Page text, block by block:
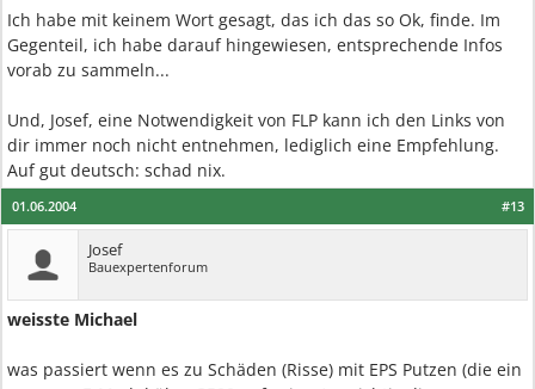
Ich habe mit keinem Wort gesagt, das ich das so Ok, finde. Im
Gegenteil, ich habe darauf hingewiesen, entsprechende Infos
vorab zu sammeln...
Und, Josef, eine Notwendigkeit von FLP kann ich den Links von
dir immer noch nicht entnehmen, lediglich eine Empfehlung.
Auf gut deutsch: schad nix.
#13
01.06.2004
Josef
Bauexpertenforum
weisste Michael
was passiert wenn es zu Schäden (Risse) mit EPS Putzen (die ein